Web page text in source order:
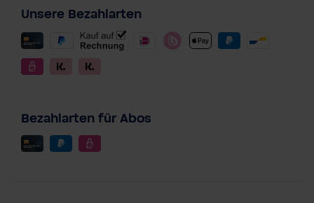
Unsere Bezahlarten
Bezahlarten für Abos